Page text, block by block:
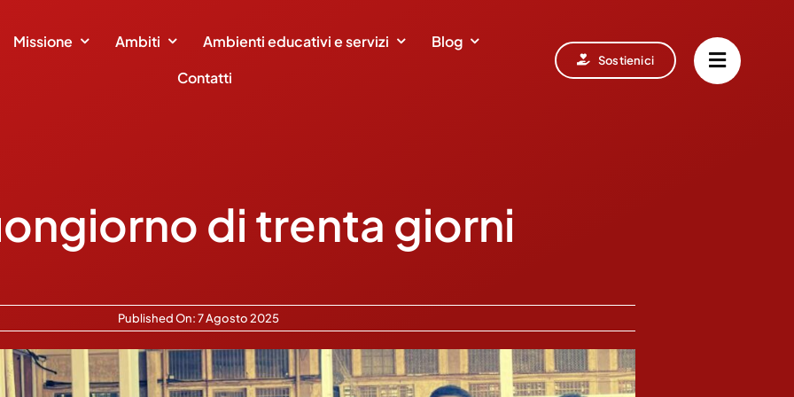
Missione Ambiti Ambienti educativi e servizi
Blog
Contatti
Sostienici
di trenta giorni
Published On: 7 Agosto 2025